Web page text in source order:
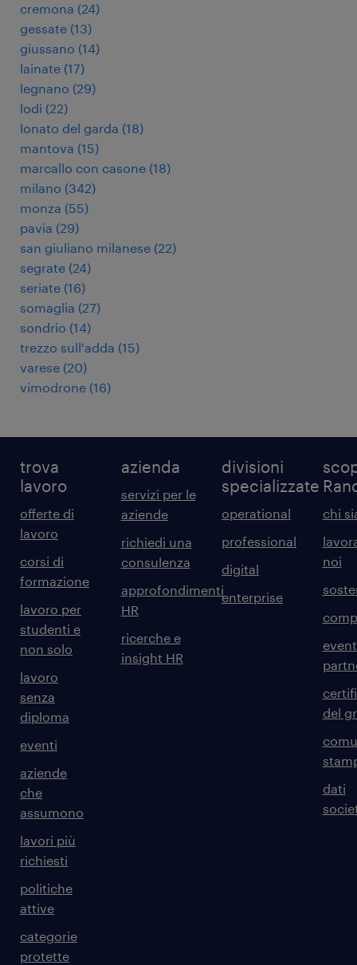
cremona (24)
gessate (13)
giussano (14)
lainate (17)
legnano (29)
lodi (22)
lonato del garda (18)
mantova (15)
marcallo con casone (18)
milano (342)
monza (55)
pavia (29)
san giuliano milanese (22)
segrate (24)
seriate (16)
somaglia (27)
sondrio (14)
trezzo sull'adda (15)
varese (20)
vimodrone (16)
trova
lavoro
offerte di
lavoro
corsi di
formazione
lavoro per
studenti e
non solo
lavoro
senza
diploma
eventi
aziende
che
assumono
lavori più
richiesti
politiche
attive
categorie
protette
azienda
servizi per le
aziende
richiedi una
consulenza
approfondimenti
HR
ricerche e
insight HR
divisioni
specializzate
operational
professional
digital
enterprise
chi
noi
del
dati